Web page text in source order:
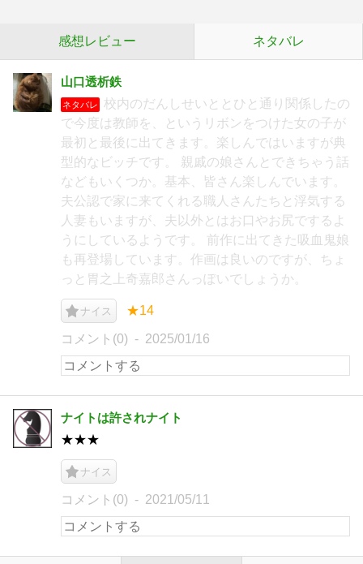
感想レビュー ネタバレ
山口透析鉄
ネタバレ
校内のだんしせいととひと通り関係したの
で今度は教師を、というリボンをつけた女の子が
最初と最後に出てきます。楽しんではいますが典
型的なビッチです。 親戚の娘さんとできちゃう話
などもいくつか。基本、皆さん楽しんでいます。
夫公認で家に来てくれる職人さんたちと浮気する
人妻もいますが、夫以外とはお口やお尻でするよ
うにしているようです。 前作に出てきた吸血鬼娘
も再登場しています。作画は良いのですが、ちょ
っと胃之上奇嘉郎さんっぽいでしょうか。
ナイス ★14
コメント(0) 2025/01/16
ナイトは許されナイト
★★★
ナイス
コメント(0) 2021/05/11